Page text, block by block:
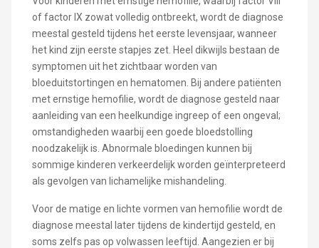
of factor IX zowat volledig ontbreekt, wordt de diagnose
meestal gesteld tijdens het eerste levensjaar, wanneer
het kind zijn eerste stapjes zet. Heel dikwijls bestaan de
symptomen uit het zichtbaar worden van
bloeduitstortingen en hematomen. Bij andere patiënten
met ernstige hemofilie, wordt de diagnose gesteld naar
aanleiding van een heelkundige ingreep of een ongeval;
omstandigheden waarbij een goede bloedstolling
noodzakelijk is. Abnormale bloedingen kunnen bij
sommige kinderen verkeerdelijk worden geïnterpreteerd
als gevolgen van lichamelijke mishandeling.
Voor de matige en lichte vormen van hemofilie wordt de
diagnose meestal later tijdens de kindertijd gesteld, en
soms zelfs pas op volwassen leeftijd. Aangezien er bij